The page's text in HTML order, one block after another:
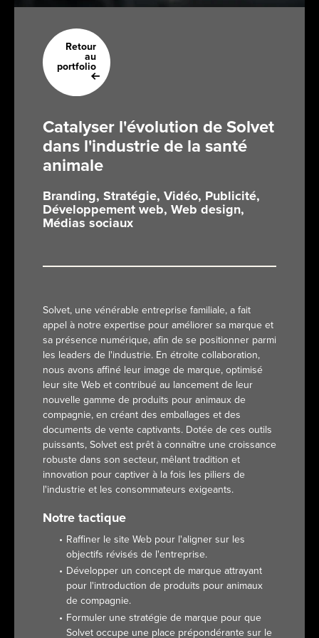
Retour
au
portfolio
Catalyser l'évolution de Solvet
dans l'industrie de la santé
animale
Branding, Stratégie, Vidéo, Publicité,
Développement web, Web design,
Médias sociaux
Solvet, une vénérable entreprise familiale, a fait
appel à notre expertise pour améliorer sa marque et
sa présence numérique, afin de se positionner parmi
les leaders de l'industrie. En étroite collaboration,
nous avons affiné leur image de marque, optimisé
leur site Web et contribué au lancement de leur
nouvelle gamme de produits pour animaux de
compagnie, en créant des emballages et des
documents de vente captivants. Dotée de ces outils
puissants, Solvet est prêt à connaître une croissance
robuste dans son secteur, mêlant tradition et
innovation pour captiver à la fois les piliers de
l'industrie et les consommateurs exigeants.
Notre tactique
Raffiner le site Web pour l'aligner sur les
objectifs révisés de l'entreprise.
Développer un concept de marque attrayant
pour l'introduction de produits pour animaux
de compagnie.
Formuler une stratégie de marque pour que
Solvet occupe une place prépondérante sur le